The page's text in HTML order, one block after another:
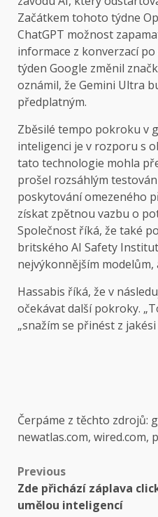
Začátkem tohoto týdne
ChatGPT možnost
informace z konverzací
týden Google změnil
oznámil, že Gemini Ultra
předplatným.
Zběsilé tempo pokroku v
inteligenci je v rozporu s
tato technologie mohla
prošel rozsáhlým
poskytování omezeného
získat zpětnou vazbu o
Společnost říká, že také
britského AI Safety
nejvýkonnějším
Hassabis říká, že v
očekávat další pokroky.
„snažím se přinést z
Čerpáme z těchto zdrojů:
newatlas.com, wired.com,
Post
navigation
Previous
Zde přichází záplava
umělou inteligencí